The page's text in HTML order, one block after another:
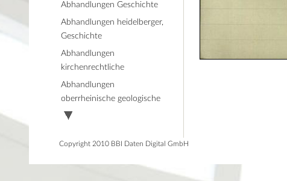
Abhandlungen Geschichte
Abhandlungen heidelberger,
Geschichte
Abhandlungen
kirchenrechtliche
Abhandlungen
oberrheinische geologische
Copyright 2010 BBI Daten Digital GmbH